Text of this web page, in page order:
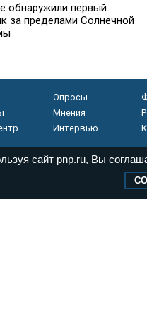
обнаружили первый
за пределами Солнечной
Опросы
Мнения
Интервью
и
сайт pnp.ru, Вы